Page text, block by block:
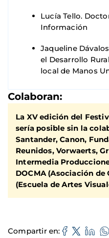
Lucía Tello.
Información
Jaqueline
el Desarrollo
local de Manos
Colaboran:
La XV edición del
sería posible sin la
Santander, Canon,
Reunidos, Vorwaerts,
Intermedia
DOCMA (Asociación de
(Escuela de Artes
Compartir en